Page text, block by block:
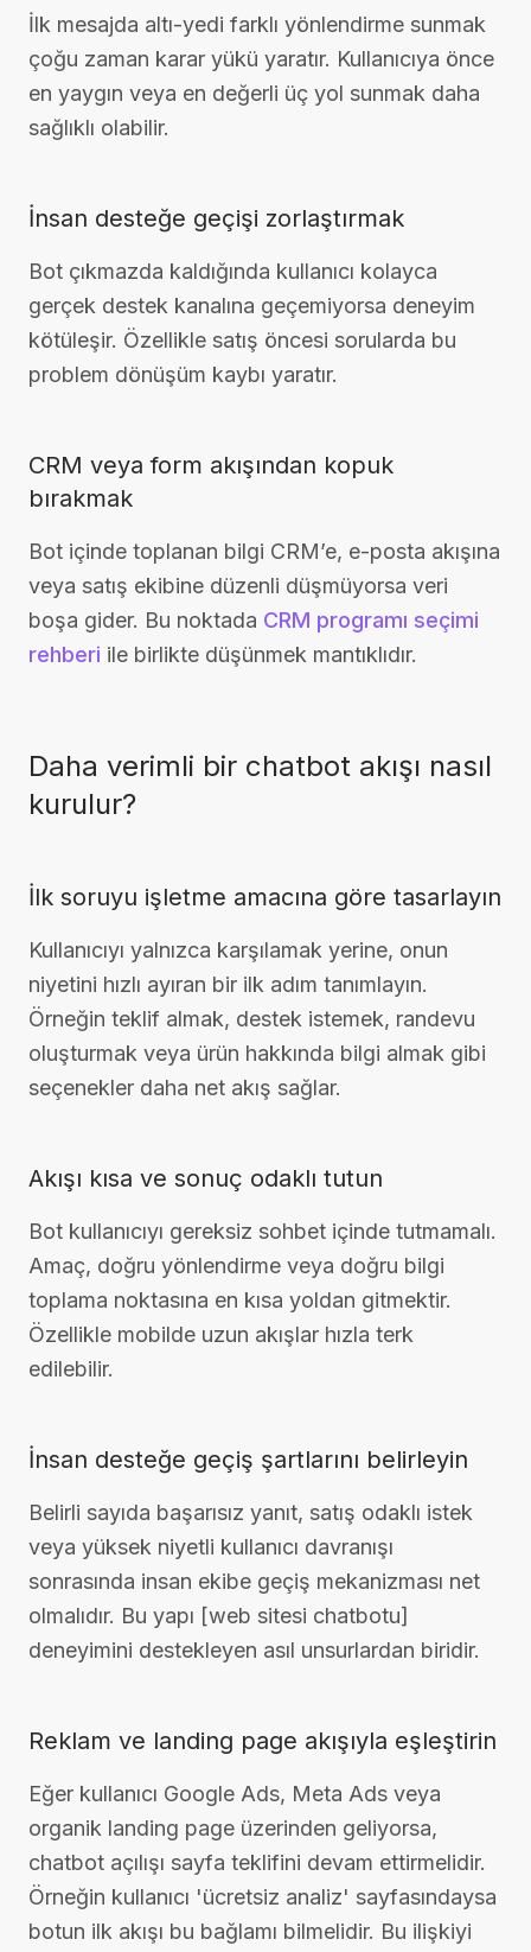
İlk mesajda altı-yedi farklı yönlendirme sunmak
çoğu zaman karar yükü yaratır. Kullanıcıya önce
en yaygın veya en değerli üç yol sunmak daha
sağlıklı olabilir.
İnsan desteğe geçişi zorlaştırmak
Bot çıkmazda kaldığında kullanıcı kolayca
gerçek destek kanalına geçemiyorsa deneyim
kötüleşir. Özellikle satış öncesi sorularda bu
problem dönüşüm kaybı yaratır.
CRM veya form akışından kopuk
bırakmak
Bot içinde toplanan bilgi CRM’e, e-posta akışına
veya satış ekibine düzenli düşmüyorsa veri
boşa gider. Bu noktada CRM programı seçimi
rehberi ile birlikte düşünmek mantıklıdır.
Daha verimli bir chatbot akışı nasıl
kurulur?
İlk soruyu işletme amacına göre tasarlayın
Kullanıcıyı yalnızca karşılamak yerine, onun
niyetini hızlı ayıran bir ilk adım tanımlayın.
Örneğin teklif almak, destek istemek, randevu
oluşturmak veya ürün hakkında bilgi almak gibi
seçenekler daha net akış sağlar.
Akışı kısa ve sonuç odaklı tutun
Bot kullanıcıyı gereksiz sohbet içinde tutmamalı.
Amaç, doğru yönlendirme veya doğru bilgi
toplama noktasına en kısa yoldan gitmektir.
Özellikle mobilde uzun akışlar hızla terk
edilebilir.
İnsan desteğe geçiş şartlarını belirleyin
Belirli sayıda başarısız yanıt, satış odaklı istek
veya yüksek niyetli kullanıcı davranışı
sonrasında insan ekibe geçiş mekanizması net
olmalıdır. Bu yapı [web sitesi chatbotu]
deneyimini destekleyen asıl unsurlardan biridir.
Reklam ve landing page akışıyla eşleştirin
Eğer kullanıcı Google Ads, Meta Ads veya
organik landing page üzerinden geliyorsa,
chatbot açılışı sayfa teklifini devam ettirmelidir.
Örneğin kullanıcı 'ücretsiz analiz' sayfasındaysa
botun ilk akışı bu bağlamı bilmelidir. Bu ilişkiyi